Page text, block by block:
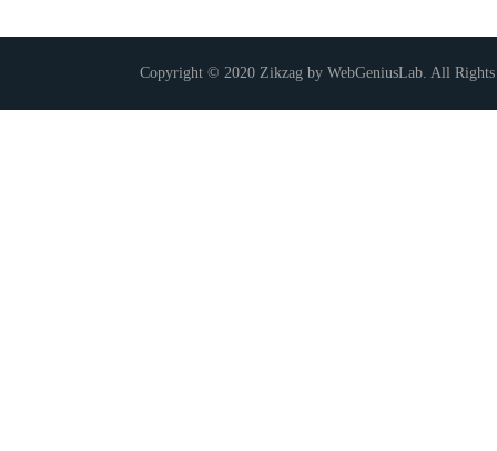
Copyright © 2020 Zikzag by WebGeniusLab. All Rights